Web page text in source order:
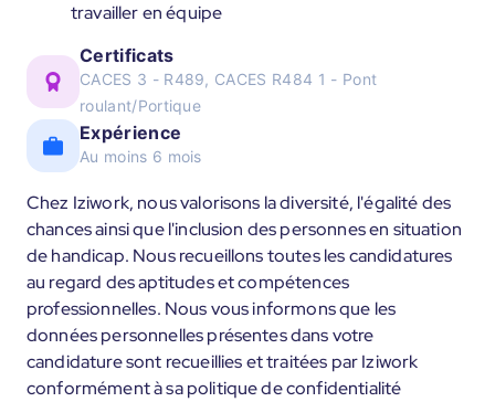
travailler en équipe
Certificats
CACES 3 - R489, CACES R484 1 - Pont
roulant/Portique
Expérience
Au moins 6 mois
Chez Iziwork, nous valorisons la diversité, l'égalité des
chances ainsi que l'inclusion des personnes en situation
de handicap. Nous recueillons toutes les candidatures
au regard des aptitudes et compétences
professionnelles. Nous vous informons que les
données personnelles présentes dans votre
candidature sont recueillies et traitées par Iziwork
conformément à sa politique de confidentialité